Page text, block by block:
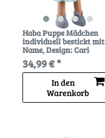
Haba Puppe Mädchen
individuell bestickt mit
Name, Design: Cari
34,99 € *
In den
Warenkorb